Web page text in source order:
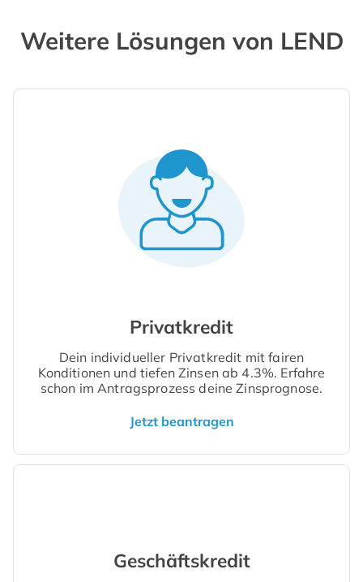
Weitere Lösungen von LEND
Privatkredit
Dein individueller Privatkredit mit fairen
Konditionen und tiefen Zinsen ab 4.3%. Erfahre
schon im Antragsprozess deine Zinsprognose.
Jetzt beantragen
Geschäftskredit